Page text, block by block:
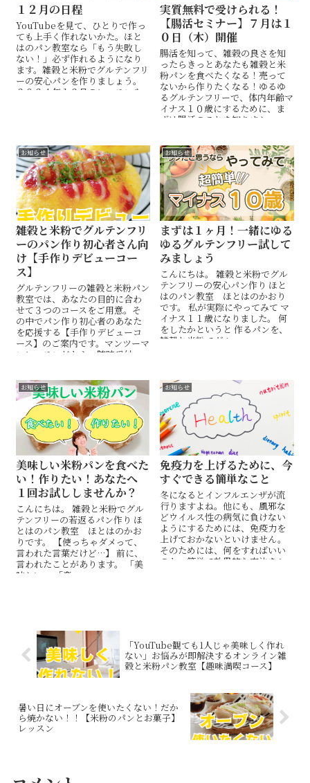
１２月の日程
YouTubeを見て、ひとりで作っ
ても上手く作れないかた。ほと
はのパン教室なら「もう失敗し
ない！」必ず作れるようになり
ます。雑穀と米粉でグルテンフリ
ーの安心パンを作りましょう。
２０２４年１２月のレッスンや
実質無料で受けられる！
【腸活セミナー】７月は１
０日（木）開催
腸活を知って、雑穀の良さを知
ったらきっとあなたも雑穀と米
粉パンを食べたくなる！売って
ないから作りたくなる！ゆるゆ
るグルテンフリーで、体内年齢マ
イナス１０歳にするために、ま
ずは腸活のことを知りましょ
お知らせ
雑穀と米粉でグルテンフリ
ーのパン作り初心者さん向
け【手作りデビューコー
ス】
グルテンフリーの雑穀と米粉パン
教室では、あなたの目的に合わ
せて３つのコースをご用意。そ
の中でパン作り初心者のあなた
を応援する【手作りデビューコ
ース】のご案内です。マンツーマ
ンレッスンだから、随時受付
お知らせ
まずは１ヶ月！一緒にゆる
ゆるグルテンフリー試して
みましょう
こんにちは。 雑穀と米粉でグル
テンフリーの安心パン作り ほと
はのパン教室 ほとはのかおり
です。 私が実際にやってみて マ
イナス１１歳になりました。 何
をしたかというと 作るパンを、
雑穀と米粉でグル...
お知らせ
美味しい米粉パンを食べた
い！作りたい！あなたへ
１回お試ししませんか？
こんにちは。 雑穀と米粉でグル
テンフリーの若返るパン作り ほ
とはのパン教室 ほとはのかお
りです。 【使っちゃダメって、
言われた言葉だけど…】 前に、
言われたことがあります。 「美
味しい」 「楽...
お知らせ
免疫力を上げるために、今
すぐできる簡単なこと
冬になるとインフルエンザが流
行りますよね。他にも、風邪な
どウイルス性の病気に負けない
ようにするためには、免疫力を
上げておかないといけません。
そのためには、何をすればいい
のか。簡単で効果的な方法をシ
「YouTube観ても1人じゃ美味しく作れ
ない」お悩みが即解決するオンライン雑
穀と米粉パン教室【趣味満喫コース】
暑い日にオーブンを使いたくない！だか
ら焼かない！！【米粉のパンとお菓子】
レッスン